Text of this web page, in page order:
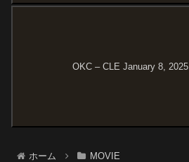
OKC – CLE January 8, 2025
ホーム MOVIE